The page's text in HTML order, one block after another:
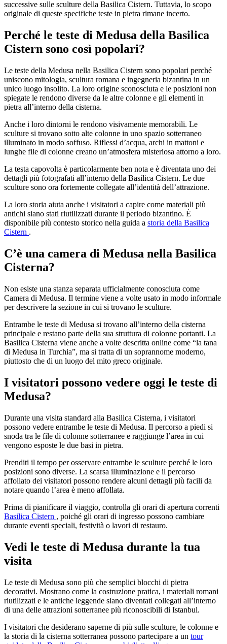
successive sulle sculture della Basilica Cistern. Tuttavia, lo scopo
originale di queste specifiche teste in pietra rimane incerto.
Perché le teste di Medusa della Basilica
Cistern sono così popolari?
Le teste della Medusa nella Basilica Cistern sono popolari perché
uniscono mitologia, scultura romana e ingegneria bizantina in un
unico luogo insolito. La loro origine sconosciuta e le posizioni non
spiegate le rendono diverse da le altre colonne e gli elementi in
pietra all’interno della cisterna.
Anche i loro dintorni le rendono visivamente memorabili. Le
sculture si trovano sotto alte colonne in uno spazio sotterraneo
illuminato in modo soffuso. Riflessi d’acqua, archi in mattoni e
lunghe file di colonne creano un’atmosfera misteriosa attorno a loro.
La testa capovolta è particolarmente ben nota e è diventata uno dei
dettagli più fotografati all’interno della Basilica Cistern. Le due
sculture sono ora fortemente collegate all’identità dell’attrazione.
La loro storia aiuta anche i visitatori a capire come materiali più
antichi siano stati riutilizzati durante il periodo bizantino. È
disponibile più contesto storico nella guida a storia della Basilica
Cistern .
C’è una camera di Medusa nella Basilica
Cisterna?
Non esiste una stanza separata ufficialmente conosciuta come
Camera di Medusa. Il termine viene a volte usato in modo informale
per descrivere la sezione in cui si trovano le sculture.
Entrambe le teste di Medusa si trovano all’interno della cisterna
principale e restano parte della sua struttura di colonne portanti. La
Basilica Cisterna viene anche a volte descritta online come “la tana
di Medusa in Turchia”, ma si tratta di un soprannome moderno,
piuttosto che di un luogo del mito greco originale.
I visitatori possono vedere oggi le teste di
Medusa?
Durante una visita standard alla Basilica Cisterna, i visitatori
possono vedere entrambe le teste di Medusa. Il percorso a piedi si
snoda tra le file di colonne sotterranee e raggiunge l’area in cui
vengono esposte le due basi in pietra.
Prenditi il tempo per osservare entrambe le sculture perché le loro
posizioni sono diverse. La scarsa illuminazione e il percorso
affollato dei visitatori possono rendere alcuni dettagli più facili da
notare quando l’area è meno affollata.
Prima di pianificare il viaggio, controlla gli orari di apertura correnti
Basilica Cistern , poiché gli orari di ingresso possono cambiare
durante eventi speciali, festività o lavori di restauro.
Vedi le teste di Medusa durante la tua
visita
Le teste di Medusa sono più che semplici blocchi di pietra
decorativi. Mostrano come la costruzione pratica, i materiali romani
riutilizzati e le antiche leggende siano diventati collegati all’interno
di una delle attrazioni sotterranee più riconoscibili di Istanbul.
I visitatori che desiderano saperne di più sulle sculture, le colonne e
la storia di la cisterna sotterranea possono partecipare a un tour